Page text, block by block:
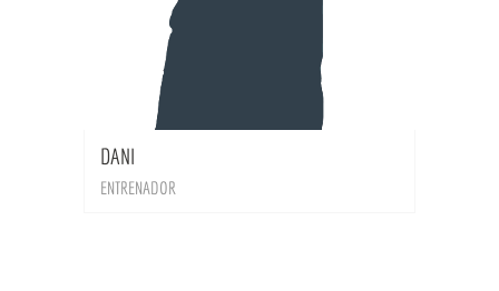
DANI
ENTRENADOR